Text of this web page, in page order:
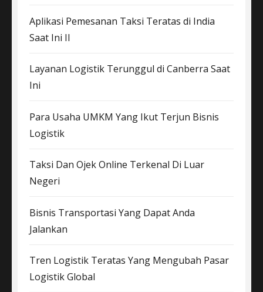
Aplikasi Pemesanan Taksi Teratas di India
Saat Ini II
Layanan Logistik Terunggul di Canberra Saat
Ini
Para Usaha UMKM Yang Ikut Terjun Bisnis
Logistik
Taksi Dan Ojek Online Terkenal Di Luar
Negeri
Bisnis Transportasi Yang Dapat Anda
Jalankan
Tren Logistik Teratas Yang Mengubah Pasar
Logistik Global